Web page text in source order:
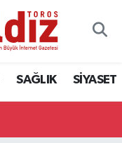
SAĞLIK SİYASET